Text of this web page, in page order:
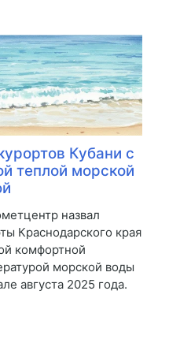
Кубани с
теплой морской
назвал
Краснодарского края
комфортной
морской воды
августа 2025 года.